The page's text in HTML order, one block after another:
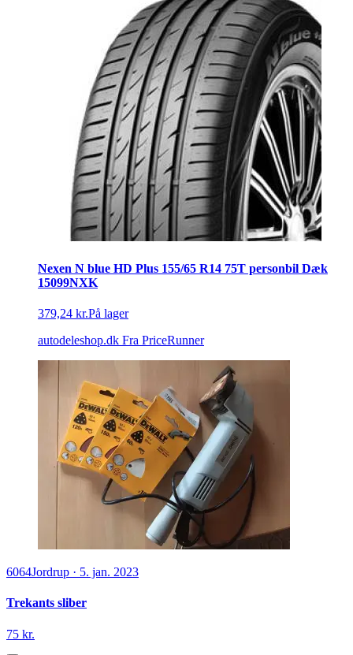
Nexen N blue HD Plus 155/65 R14 75T personbil Dæk
15099NXK
379,24 kr.På lager
autodeleshop.dk Fra PriceRunner
6064Jordrup · 5. jan. 2023
Trekants sliber
75 kr.